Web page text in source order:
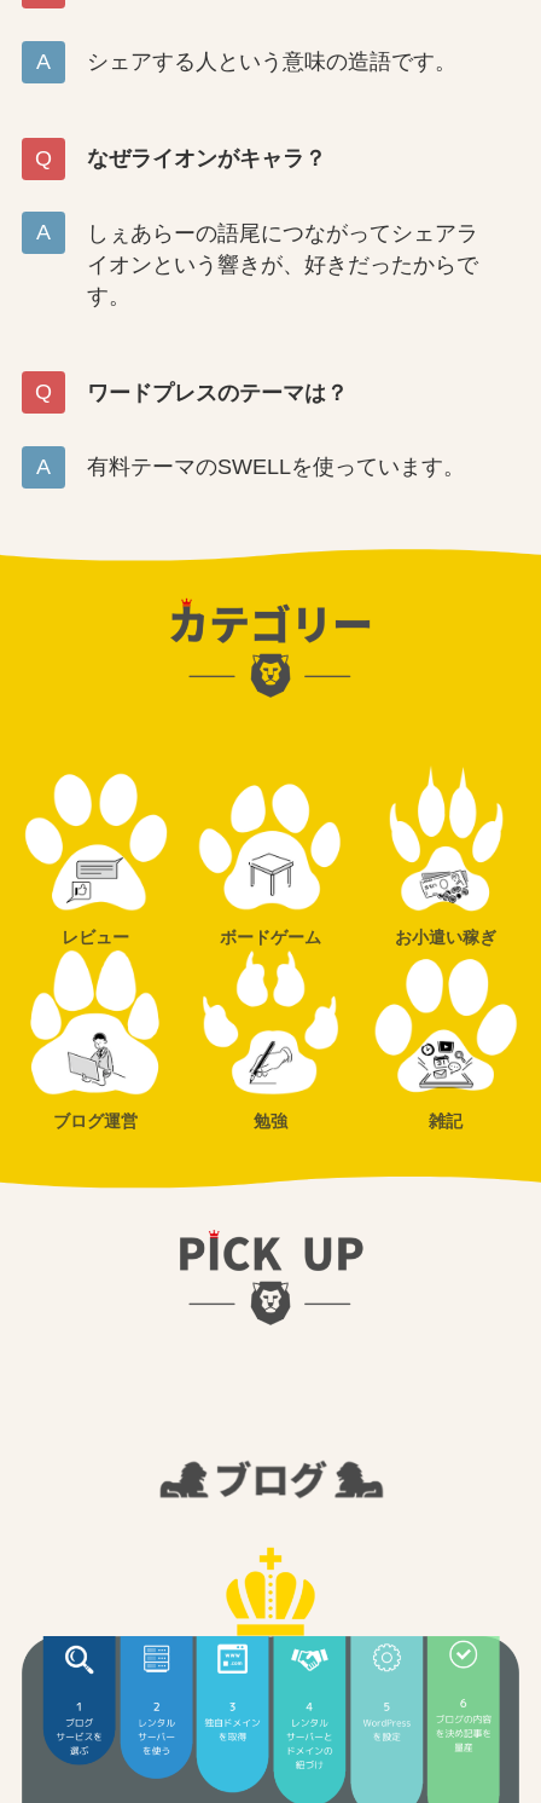
シェアする人という意味の造語です。
なぜライオンがキャラ？
しぇあらーの語尾につながってシェアラ
イオンという響きが、好きだったからで
す。
ワードプレスのテーマは？
有料テーマのSWELLを使っています。
レビュー ボードゲーム お小遣い稼ぎ
ブログ運営 勉強 雑記